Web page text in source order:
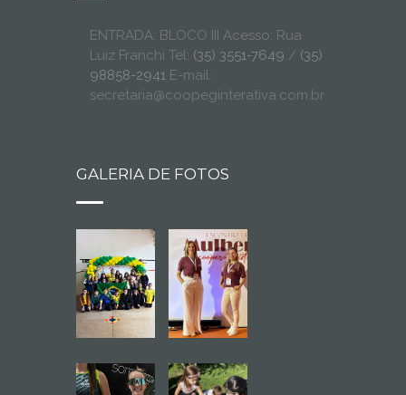
ENTRADA: BLOCO III Acesso: Rua
Luiz Franchi Tel: (35) 3551-7649 / (35)
98858-2941 E-mail:
secretaria@coopeginterativa.com.br
GALERIA DE FOTOS